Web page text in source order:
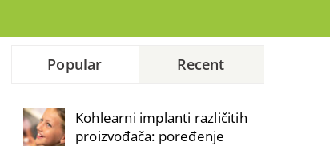
Popular Recent
Kohlearni implanti različitih
proizvođača: poređenje